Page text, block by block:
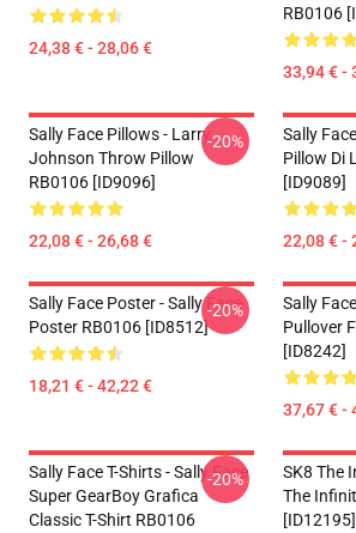
24,38 € - 28,06 €
RB0106
33,94 € -
Sally Face Pillows - Larry
Johnson Throw Pillow
RB0106 [ID9096]
22,08 € - 26,68 €
-20%
Sally
Pillow Di
[ID9089]
22,08 € -
Sally Face Poster - Sally Face
Poster RB0106 [ID8512]
18,21 € - 42,22 €
-20%
Sally
Pullover
[ID8242]
37,67 € -
Sally Face T-Shirts - Sally Face
Super GearBoy Grafica
Classic T-Shirt RB0106
-20%
SK8 The
The
[ID12195]